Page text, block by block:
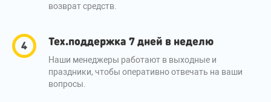
возврат средств.
Тех.поддержка 7 дней в неделю
Наши менеджеры работают в выходные и
праздники, чтобы оперативно отвечать на ваши
вопросы.